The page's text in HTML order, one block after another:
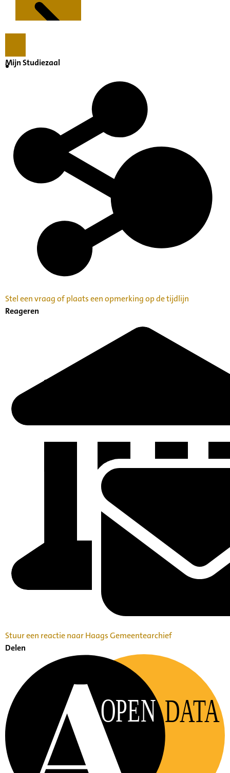
Mijn Studiezaal
Stel een vraag of plaats een opmerking op de tijdlijn
Reageren
Stuur een reactie naar Haags Gemeentearchief
Delen
OPEN DATA